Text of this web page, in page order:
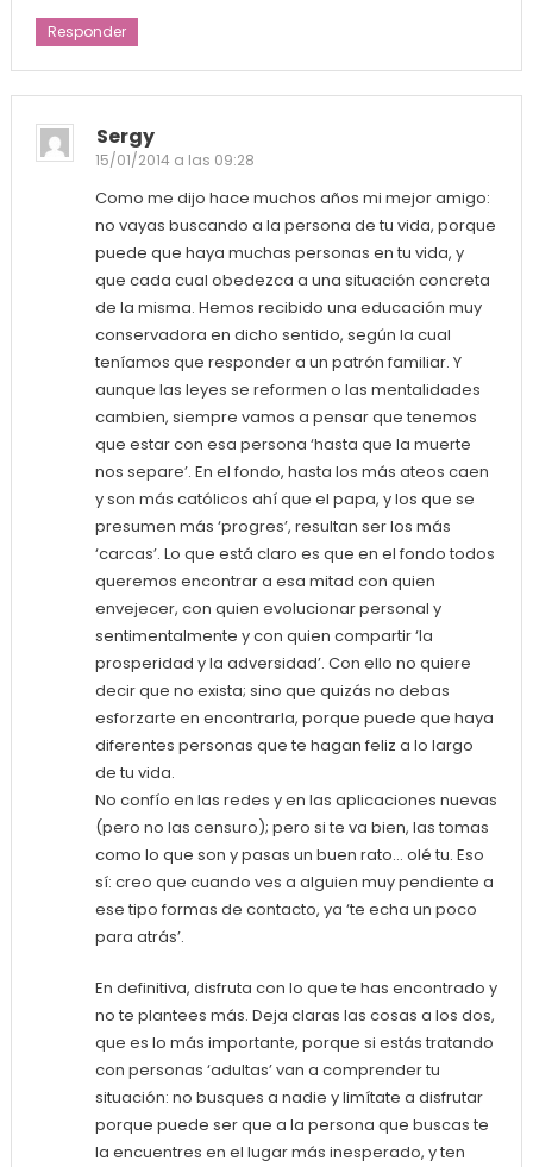
Responder
Sergy
15/01/2014 a las 09:28
Como me dijo hace muchos años mi mejor amigo:
no vayas buscando a la persona de tu vida, porque
puede que haya muchas personas en tu vida, y
que cada cual obedezca a una situación concreta
de la misma. Hemos recibido una educación muy
conservadora en dicho sentido, según la cual
teníamos que responder a un patrón familiar. Y
aunque las leyes se reformen o las mentalidades
cambien, siempre vamos a pensar que tenemos
que estar con esa persona ‘hasta que la muerte
nos separe’. En el fondo, hasta los más ateos caen
y son más católicos ahí que el papa, y los que se
presumen más ‘progres’, resultan ser los más
‘carcas’. Lo que está claro es que en el fondo todos
queremos encontrar a esa mitad con quien
envejecer, con quien evolucionar personal y
sentimentalmente y con quien compartir ‘la
prosperidad y la adversidad’. Con ello no quiere
decir que no exista; sino que quizás no debas
esforzarte en encontrarla, porque puede que haya
diferentes personas que te hagan feliz a lo largo
de tu vida.
No confío en las redes y en las aplicaciones nuevas
(pero no las censuro); pero si te va bien, las tomas
como lo que son y pasas un buen rato… olé tu. Eso
sí: creo que cuando ves a alguien muy pendiente a
ese tipo formas de contacto, ya ‘te echa un poco
para atrás’.
En definitiva, disfruta con lo que te has encontrado y
no te plantees más. Deja claras las cosas a los dos,
que es lo más importante, porque si estás tratando
con personas ‘adultas’ van a comprender tu
situación: no busques a nadie y limítate a disfrutar
porque puede ser que a la persona que buscas te
la encuentres en el lugar más inesperado, y ten